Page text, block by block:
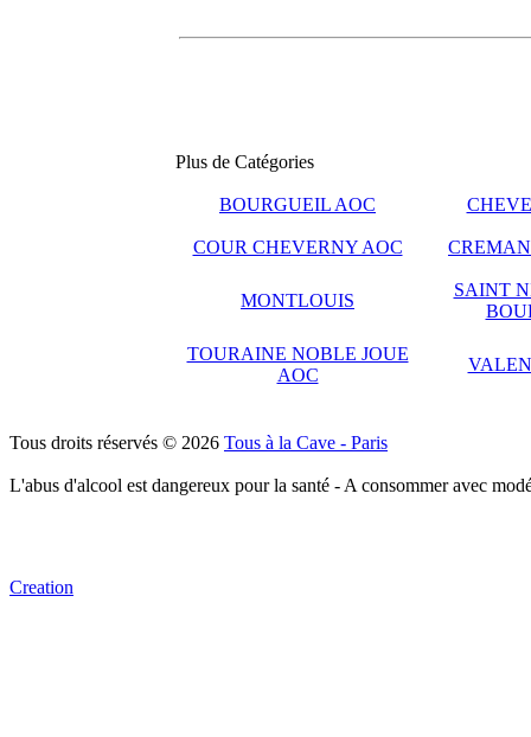
Plus de Catégories
BOURGUEIL AOC
COUR CHEVERNY AOC
MONTLOUIS
SAINT
TOURAINE NOBLE JOUE
AOC
Tous droits réservés © 2026 Tous à la Cave - Paris
L'abus d'alcool est dangereux pour la santé - A consommer avec
Creation